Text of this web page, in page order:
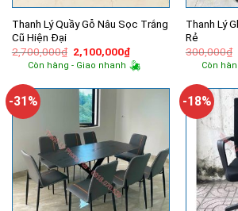
Thanh Lý Quầy Gỗ Nâu Sọc Trắng
Cũ Hiện Đại
2,700,000₫ Giá
gốc
là:
2,100,000₫Giá
hiện
tại
2,100,000₫.
Còn hàng - Giao nhanh
Thanh Lý
Rẻ
300,000₫
Còn
-31% -18%